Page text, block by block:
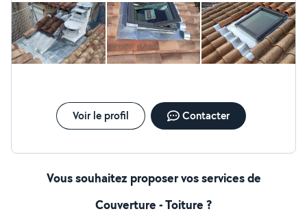
Voir le profil Contacter
Vous souhaitez proposer vos services de
Couverture - Toiture ?